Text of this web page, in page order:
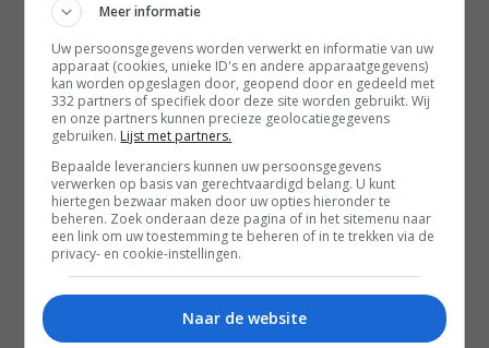
RON VAN HOOF
Samsung lanceert 2018 Evolution Kit voor oudere smart
tv’s
Nou ik heb maar eens gebeld met Samsung, deze
wisten inderdaad te vertellen dat de SEC4500
Evolution Kit is uitgekomen voor een paar landen.
Voor Nederland had hij er geen nieuws over of deze
wel hier komt.
Slechte zaak tv van 7000 euro met een support van
niks.
Weggegooid geld.
Meer informatie
Uw persoonsgegevens worden verwerkt en informatie van uw
apparaat (cookies, unieke ID's en andere apparaatgegevens)
kan worden opgeslagen door, geopend door en gedeeld met
332 partners of specifiek door deze site worden gebruikt. Wij
en onze partners kunnen precieze geolocatiegegevens
gebruiken. Lijst met partners.
Bepaalde leveranciers kunnen uw persoonsgegevens
verwerken op basis van gerechtvaardigd belang. U kunt
hiertegen bezwaar maken door uw opties hieronder te
beheren. Zoek onderaan deze pagina of in het sitemenu naar
een link om uw toestemming te beheren of in te trekken via de
privacy- en cookie-instellingen.
Naar de website